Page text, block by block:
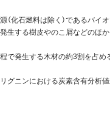
（化石燃料は除く）であるバ
生する樹皮やのこ屑などのほ
で発生する木材の約3割を占め
グニンにおける炭素含有分析